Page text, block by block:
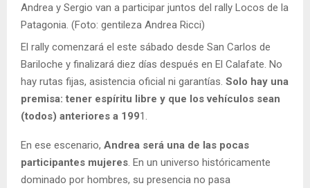
Andrea y Sergio van a participar juntos del rally Locos de la
Patagonia. (Foto: gentileza Andrea Ricci)
El rally comenzará el este sábado desde San Carlos de
Bariloche y finalizará diez días después en El Calafate. No
hay rutas fijas, asistencia oficial ni garantías. Solo hay una
premisa: tener espíritu libre y que los vehículos sean
(todos) anteriores a 1991.
En ese escenario, Andrea será una de las pocas
participantes mujeres. En un universo históricamente
dominado por hombres, su presencia no pasa